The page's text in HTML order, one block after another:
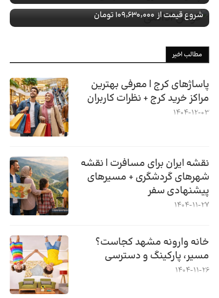
شروع قیمت از۱۰۹٬۶۳۰٬۰۰۰ تومان
مطالب اخیر
پاساژهای کرج | معرفی بهترین
مراکز خرید کرج + نظرات کاربران
1404-12-03
نقشه ایران برای مسافرت | نقشه
شهرهای گردشگری + مسیرهای
پیشنهادی سفر
1404-11-27
خانه وارونه مشهد کجاست؟
مسیر، پارکینگ و دسترسی
1404-11-26